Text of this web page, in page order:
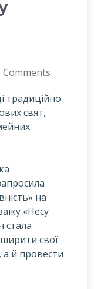
Comments
традиційно
свят,
на
«Несу
стала
свої
а й провести